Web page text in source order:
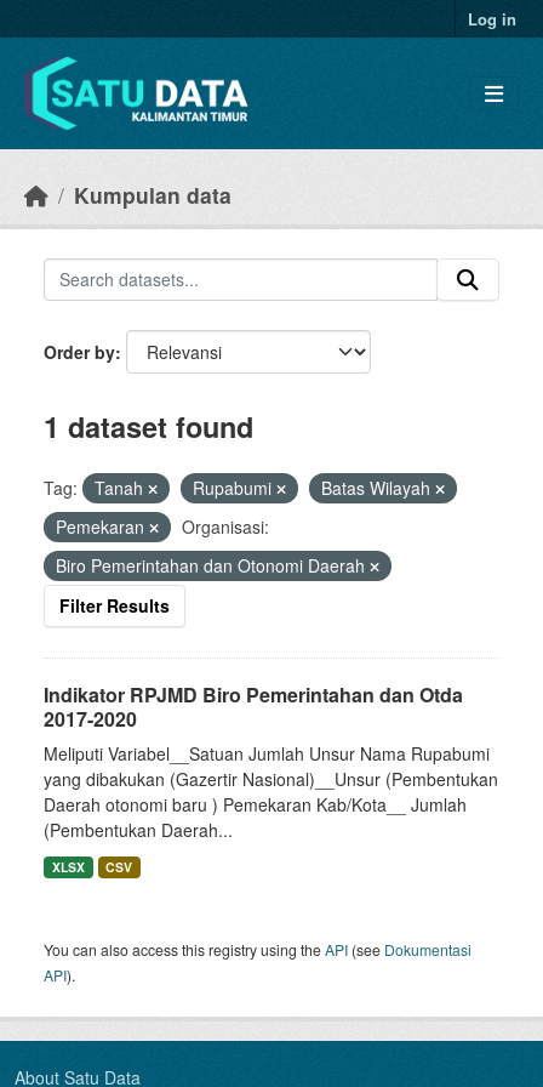
Log in
Kumpulan data
Order by
1 dataset found
Tag: Tanah Rupabumi
Batas Wilayah
Pemekaran
Organisasi:
Biro Pemerintahan dan Otonomi Daerah
Filter Results
Indikator RPJMD Biro Pemerintahan dan Otda
2017-2020
Meliputi Variabel__Satuan Jumlah Unsur Nama Rupabumi
yang dibakukan (Gazertir Nasional)__Unsur (Pembentukan
Daerah otonomi baru ) Pemekaran Kab/Kota__ Jumlah
(Pembentukan Daerah...
XLSX CSV
You can also access this registry using theAPI (see Dokumentasi
API).
About Satu Data